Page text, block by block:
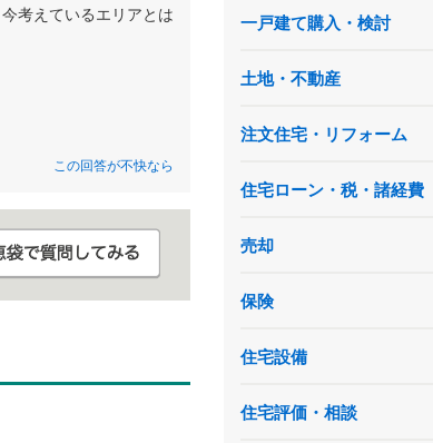
考えているエリアとは
この回答が不快なら
一戸建て購入・検討
土地・不動産
注文住宅・リフォーム
住宅ローン・税・諸経費
売却
保険
住宅設備
住宅評価・相談